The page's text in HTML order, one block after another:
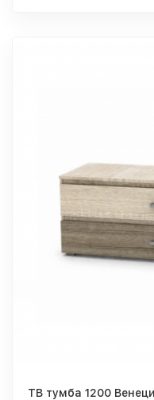
ТВ тумба 1200